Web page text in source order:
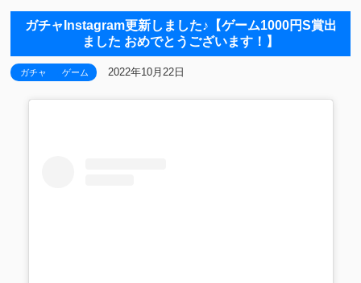
ガチャInstagram更新しました♪【ゲーム1000円S賞出
ました おめでとうございます！⁡】
ガチャ ゲーム 2022年10月22日